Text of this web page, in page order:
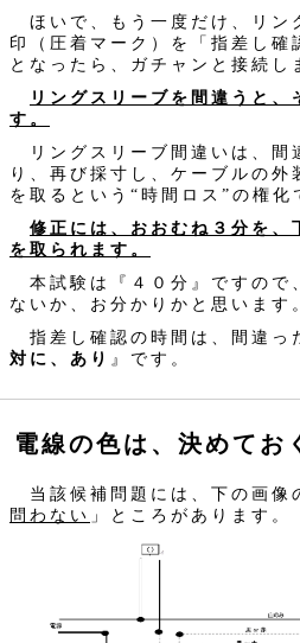
ほいで、もう一度だけ、リン
印（圧着マーク）を「指差し確
となったら、ガチャンと接続し
リングスリーブを間違うと、
す。
リングスリーブ間違いは、間
り、再び採寸し、ケーブルの外
を取るという“時間ロス”の権化
修正には、おおむね３分を、
を取られます。
本試験は『４０分』ですので
ないか、お分かりかと思います
指差し確認の時間は、間違っ
対に、あり 』です。
電線の色は、決めてお
当該候補問題には、下の画像
問わない 」ところがあります。